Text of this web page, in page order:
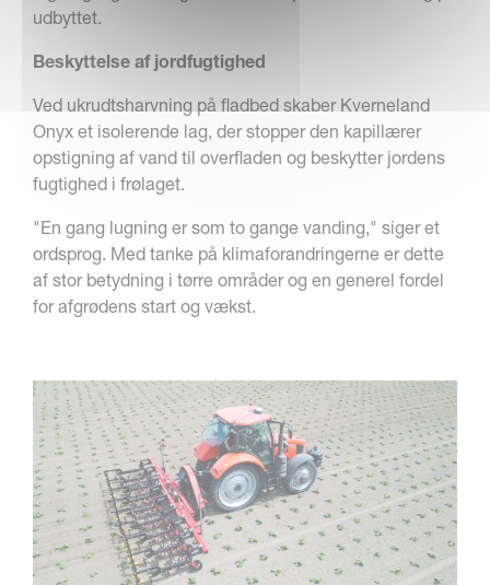
udbyttet.
Beskyttelse af jordfugtighed
Ved ukrudtsharvning på fladbed skaber Kverneland
Onyx et isolerende lag, der stopper den kapillærer
opstigning af vand til overfladen og beskytter jordens
fugtighed i frølaget.
"En gang lugning er som to gange vanding," siger et
ordsprog. Med tanke på klimaforandringerne er dette
af stor betydning i tørre områder og en generel fordel
for afgrødens start og vækst.